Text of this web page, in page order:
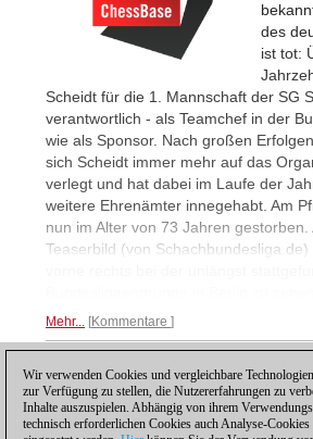
des
ist tot:
Scheidt für die 1. Mannschaft der SG
verantwortlich - als Teamchef in der
wie als Sponsor. Nach großen
sich Scheidt immer mehr auf das
verlegt und hat dabei im Laufe der
weitere Ehrenämter innegehabt. Am
nun im Alter von 73 Jahren gestorben.
Teaserbild (von
Mehr... Kommentare
1
Wir verwenden Cookies und vergleichbare
zur Verfügung zu stellen, die Nutzererfahrungen zu
Inhalte auszuspielen. Abhängig von ihrem
technisch erforderlichen Cookies auch Analyse-